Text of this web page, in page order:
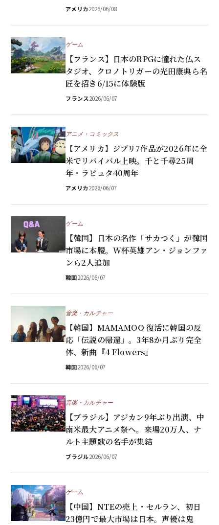
アメリカ2026/06/08
ゲーム
【フランス】日本のRPGに憧れた仏ス
タジオ、クロノトリガーの光田康典ら名
匠を招き6/15に体験版
フランス2026/06/07
アニメ・コミックス
【アメリカ】ジブリ7作品が2026年に全
米でリバイバル上映。千と千尋25周
年・ラピュタ40周年
アメリカ2026/06/07
ゲーム
【韓国】日本の名作「サカつく」が韓国
市場に本腰。W杯英雄アン・ジョンファ
ンら2人追加
韓国2026/06/07
音楽・カルチャー
【韓国】MAMAMOO 復活に韓国の反
応「伝説の帰還」。3年8か月ぶり完全
体、新曲『4 Flowers』
韓国2026/06/07
音楽・カルチャー
【ブラジル】アジカン9年ぶり出演、中
南米最大アニメ祭へ。来場20万人、ナ
ルト主題歌の名手が集結
ブラジル2026/06/07
ゲーム
【中国】NTEの売上・セルラン、初日
23億円で最大市場は日本。声優は鬼